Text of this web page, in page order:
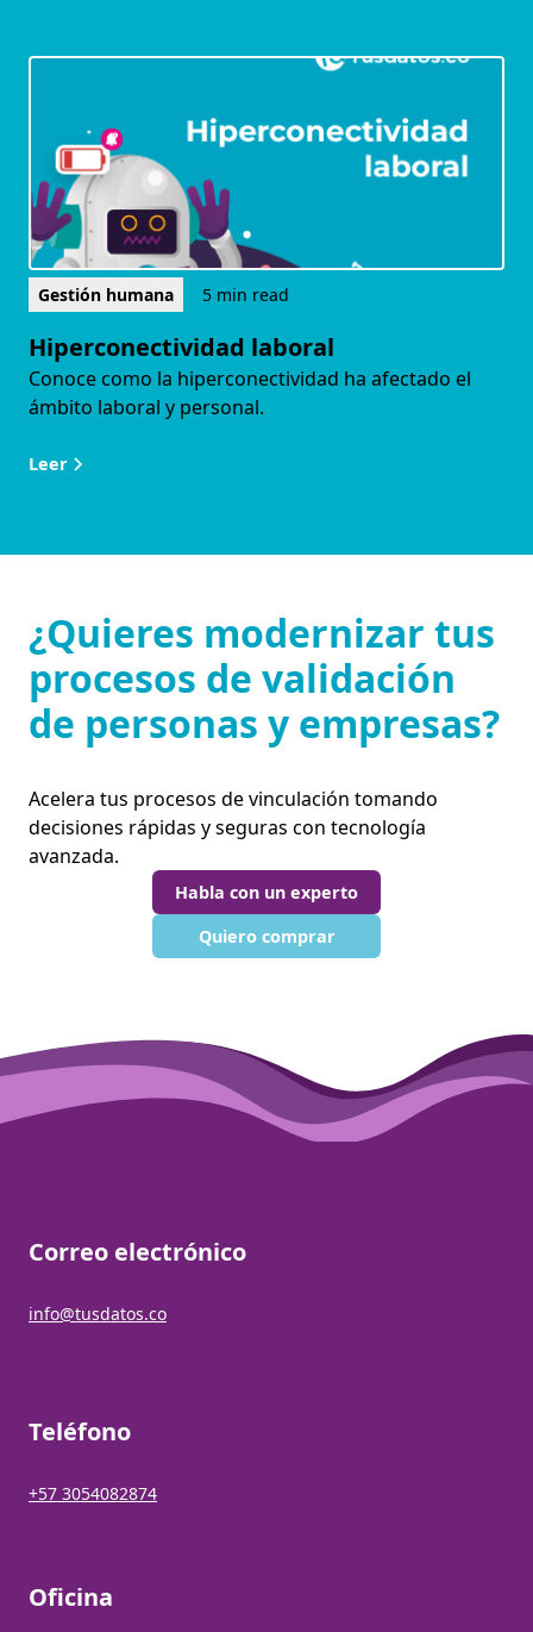
Gestión humana 5 min read
Hiperconectividad laboral
Conoce como la hiperconectividad ha afectado el
ámbito laboral y personal.
Leer
¿Quieres modernizar tus
procesos de validación
de personas y empresas?
Acelera tus procesos de vinculación tomando
decisiones rápidas y seguras con tecnología
avanzada.
Habla con un experto
Quiero comprar
Correo electrónico
info@tusdatos.co
Teléfono
+57 3054082874
Oficina